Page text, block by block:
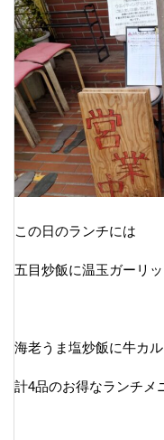
この日のランチには
五目炒飯に温玉ガーリ
海老うま塩炒飯に牛カ
計4品のお得なランチメ